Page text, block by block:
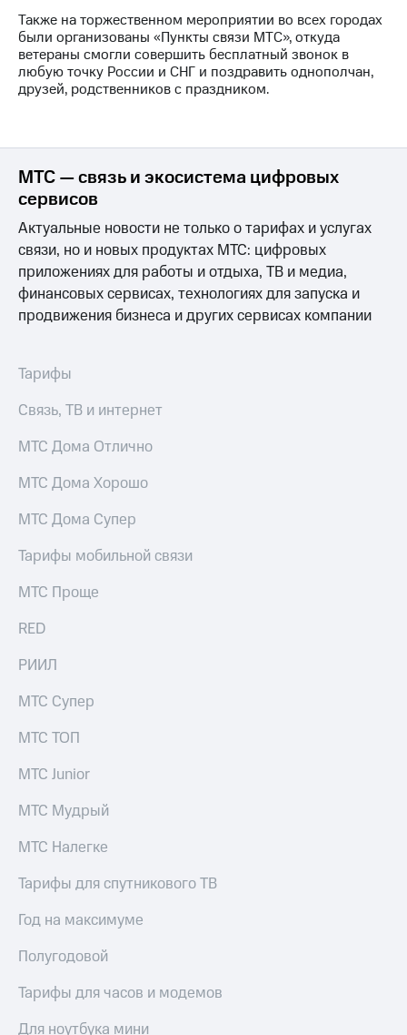
Акционерный
капитал
Контроль
и
аудит
Программа
приобретения
выкупа
акций
Дивиденды
Рынок
облигаций
погашении
именных
облигаций
Другое
Регистратор
Контакты
деловая этика
Также на торжественном мероприятии во всех городах
были организованы «Пункты связи МТС», откуда
ветераны смогли совершить бесплатный звонок в
любую точку России и СНГ и поздравить однополчан,
друзей, родственников с праздником.
МТС — связь и экосистема цифровых
сервисов
Актуальные новости не только о тарифах и услугах
связи, но и новых продуктах МТС: цифровых
приложениях для работы и отдыха, ТВ и медиа,
финансовых сервисах, технологиях для запуска и
продвижения бизнеса и других сервисах компании
Тарифы
Связь, ТВ и интернет
МТС Дома Отлично
МТС Дома Хорошо
МТС Дома Супер
Тарифы мобильной связи
МТС Проще
RED
РИИЛ
МТС Супер
МТС ТОП
МТС Junior
МТС Мудрый
МТС Налегке
Тарифы для спутникового ТВ
Год на максимуме
Полугодовой
Тарифы для часов и модемов
Для ноутбука мини